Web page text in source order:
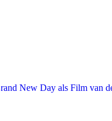
New Day als Film van